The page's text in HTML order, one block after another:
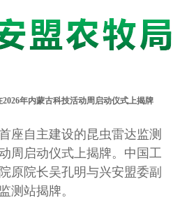
年内蒙古科技活动周启动仪式上揭牌
自主建设的昆虫雷达监测
周启动仪式上揭牌。中国工
原院长吴孔明与兴安盟委副
测站揭牌。